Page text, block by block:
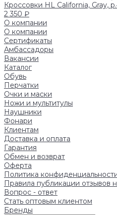
Кроссовки HL California, Gray,
2 350 ₽
О компании
О компании
Сертификаты
Амбассадоры
Вакансии
Каталог
Обувь
Перчатки
Очки и маски
Ножи и мультитулы
Наушники
Фонари
Клиентам
Доставка и оплата
Гарантия
Обмен и возврат
Оферта
Политика
Правила публикации отзывов
Вопрос - ответ
Стать оптовым клиентом
Бренды